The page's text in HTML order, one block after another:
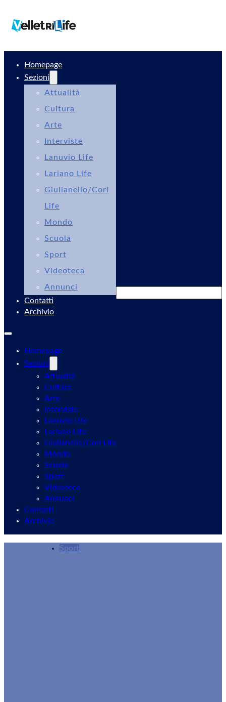
Homepage
Sezioni
Attualità
Cultura
Arte
Interviste
Lanuvio Life
Lariano Life
Giulianello/Cori
Life
Mondo
Scuola
Sport
Videoteca
Annunci
Contatti
Archivio
Homepage
Sezioni
Attualità
Cultura
Arte
Interviste
Lanuvio Life
Lariano Life
Giulianello/Cori Life
Mondo
Scuola
Sport
Videoteca
Annunci
Contatti
Archivio
Sport